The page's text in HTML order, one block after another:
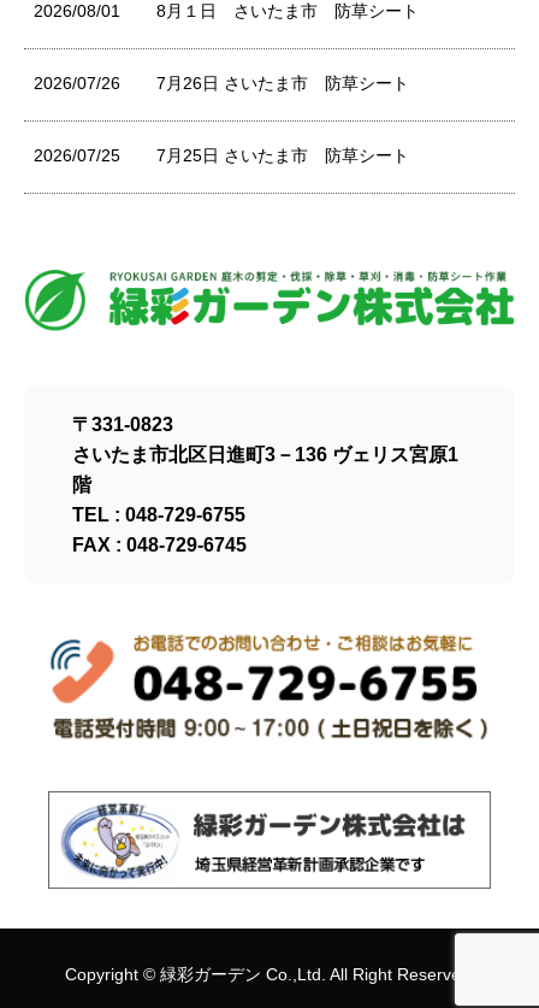
2026/08/01 8月１日 さいたま市 防草シート
2026/07/26 7月26日 さいたま市 防草シート
2026/07/25 7月25日 さいたま市 防草シート
〒331-0823
さいたま市北区日進町3－136 ヴェリス宮原1
階
TEL : 048-729-6755
FAX : 048-729-6745
Copyright © 緑彩ガーデン Co.,Ltd. All Right Reserved.